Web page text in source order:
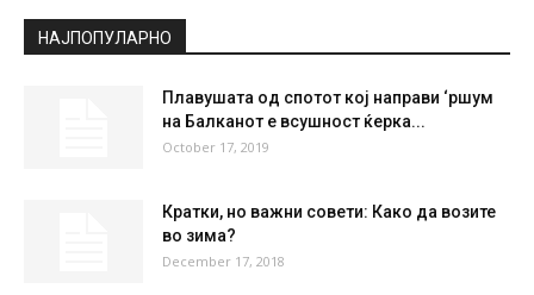
НАЈПОПУЛАРНО
Плавушата од спотот кој направи ‘ршум
на Балканот е всушност ќерка...
October 17, 2019
Кратки, но важни совети: Како да возите
во зима?
December 17, 2018